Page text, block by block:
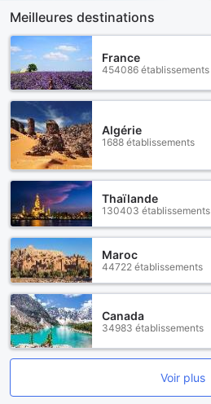
Meilleures destinations
France
454086 établissements
Algérie
1688 établissements
Thaïlande
130403 établissements
Maroc
44722 établissements
Canada
34983 établissements
Voir plus